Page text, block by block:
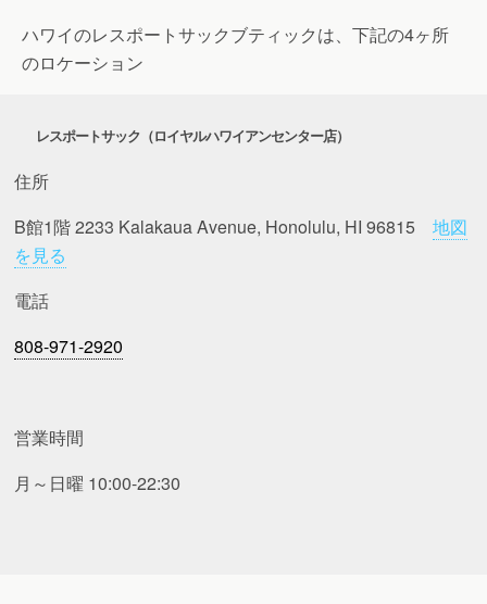
ハワイのレスポートサックブティックは、下記の4ヶ所
のロケーション
レスポートサック（ロイヤルハワイアンセンター店）
住所
B館1階 2233 Kalakaua Avenue, Honolulu, HI 96815地図
を見る
電話
808-971-2920
営業時間
月～日曜 10:00-22:30